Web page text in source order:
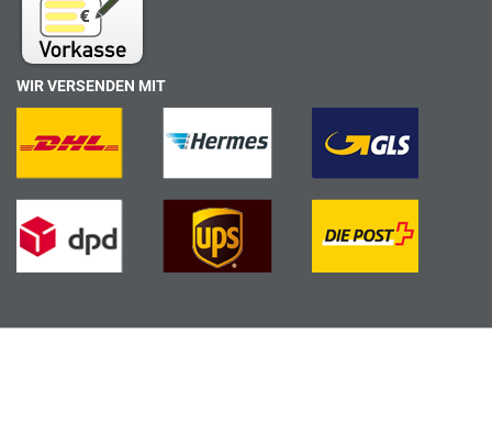
WIR VERSENDEN MIT